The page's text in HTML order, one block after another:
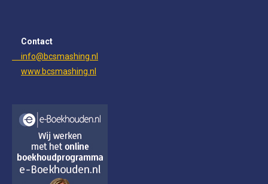
Contact
info@bcsmashing.nl
www.bcsmashing.nl